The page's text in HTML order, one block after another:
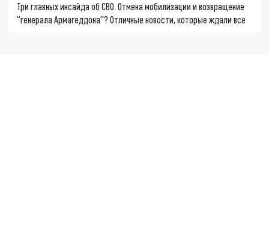
Три главных инсайда об СВО. Отмена мобилизации и возвращение
"генерала Армагеддона"? Отличные новости, которые ждали все